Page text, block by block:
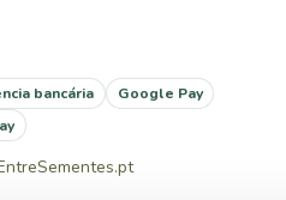
bancária
Google Pay